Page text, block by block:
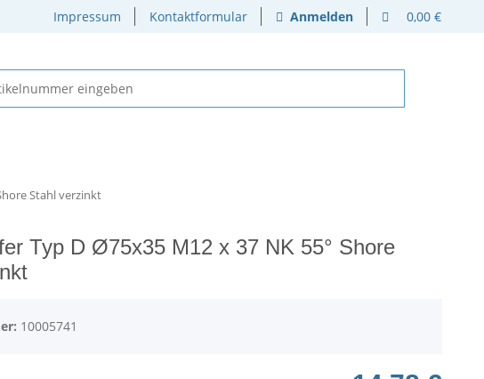
Impressum Kontaktformular Anmelden 0,00 €
Stahl verzinkt
Typ D Ø75x35 M12 x 37 NK 55° Shore
10005741